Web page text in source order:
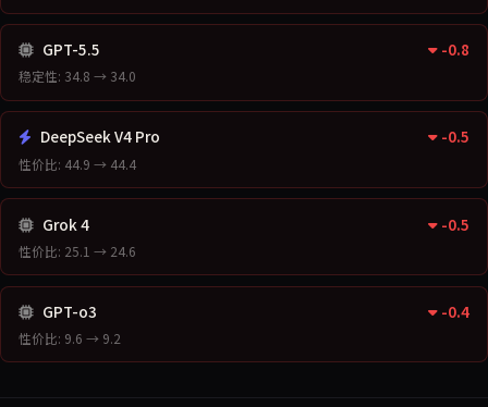
GPT-5.5 -0.8
稳定性: 34.8 → 34.0
DeepSeek V4 Pro -0.5
性价比: 44.9 → 44.4
Grok 4 -0.5
性价比: 25.1 → 24.6
GPT-o3 -0.4
性价比: 9.6 → 9.2